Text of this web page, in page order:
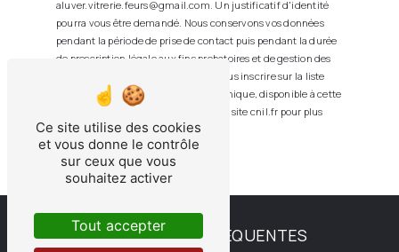
aluver.vitrerie.feurs@gmail.com. Un justificatif d'identité
pourra vous être demandé. Nous conservons vos données
pendant la période de prise de contact puis pendant la durée
de prescription légale aux fins probatoires et de gestion des
contentieux. Vous avez le droit de vous inscrire sur la liste
d'opposition au démarchage téléphonique, disponible à cette
. Consultez le site cnil.fr pour plus
d’informations sur vos droits.
RECHERCHES FRÉQUENTES
Ce site utilise des cookies
et vous donne le contrôle
sur ceux que vous
souhaitez activer
Tout accepter